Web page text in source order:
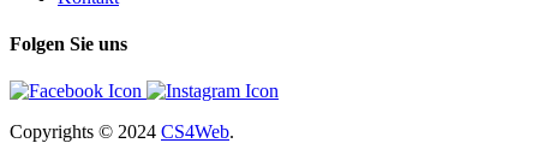
Folgen Sie uns
Copyrights © 2024 CS4Web.